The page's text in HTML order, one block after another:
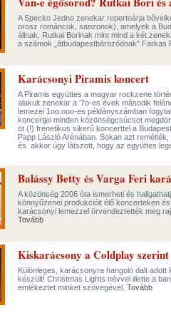
A Specko Jedno zenekar repertoárja
orosz románcok, sanzonok), amelyek a
állnak. Rutkai Borinak mint mind a két
a számok „átbudapestbározódnak”
Karácsonyi Piramis koncert
A Piramis együttes a magyar rockzene
alakult zenekar a '7o-es évek második
lemezei 1oo.ooo-es példányszámban
koncertjei minden közönségcsúcsot
öt (!) frenetikus sikerű koncerttel a
Papp László Arénában. Sokan azt
és akkor úgy látszott, hogy az együttes
Balássy Betty és Varga Feri
A közönség 2006 óta ismerheti és
könnyűzenei produkcióit élő koncerteken
karácsonyi lemezzel örvendeztették meg
Tovább
Kiskarácsony a Coldplay szerint
Különleges, karácsonyra hangoló dalt
készült! Christmas Lights névvel illette a
emlékeztet minket szövegével. Tovább